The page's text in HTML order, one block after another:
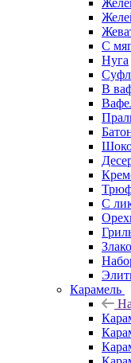
С
Нуга
В
С
Карамель